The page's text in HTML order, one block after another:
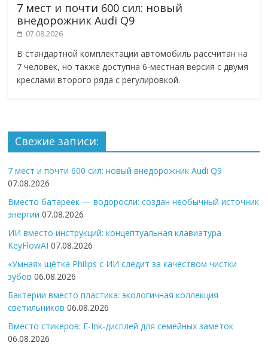
7 мест и почти 600 сил: новый
внедорожник Audi Q9
07.08.2026
В стандартной комплектации автомобиль рассчитан на
7 человек, но также доступна 6-местная версия с двумя
креслами второго ряда с регулировкой.
Свежие записи:
7 мест и почти 600 сил: новый внедорожник Audi Q9
07.08.2026
Вместо батареек — водоросли: создан необычный источник
энергии 07.08.2026
ИИ вместо инструкций: концептуальная клавиатура
KeyFlowAI 07.08.2026
«Умная» щётка Philips с ИИ следит за качеством чистки
зубов 06.08.2026
Бактерии вместо пластика: экологичная коллекция
светильников 06.08.2026
Вместо стикеров: E-Ink-дисплей для семейных заметок
06.08.2026